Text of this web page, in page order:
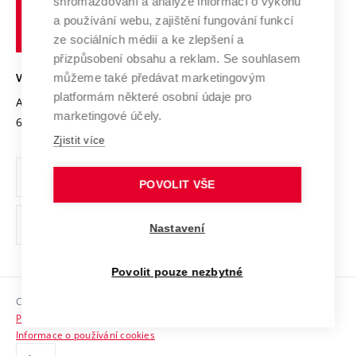
Transfer znalostí
Open Science
Projekty
Projekty ze strukturálních fondů
Specifický výzkum
Služby univerzity
Mezinárodní dohody
Univerzitní sítě
Podnikavá univerzita / ContriBUTe
Bezpečná univerzita
Vyznamenání
Organizační struktura
Ochrana osobních údajů
odkaz)
Sociální bezpečí
HR Award
učení
technické
VYSOKÉ UČENÍ TECHNICKÉ V BRNĚ
Antonínská 548/1
602 00 Brno
www.vut.cz
vut@vutbr.cz
Copyright © 2026 VUT
Prohlášení o přístupnosti
Informace o používání cookies
a používání webu, zajištění fungování funkcí
ze sociálních médií a ke zlepšení a
přizpůsobení obsahu a reklam. Se souhlasem
můžeme také předávat marketingovým
platformám některé osobní údaje pro
marketingové účely.
Zjistit více
POVOLIT VŠE
Nastavení
Povolit pouze nezbytné